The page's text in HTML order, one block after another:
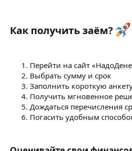
Как получить заём?
Перейти на сайт
Выбрать сумму и срок
Заполнить короткую
Получить мгновенное
Дождаться перечисления
Погасить удобным